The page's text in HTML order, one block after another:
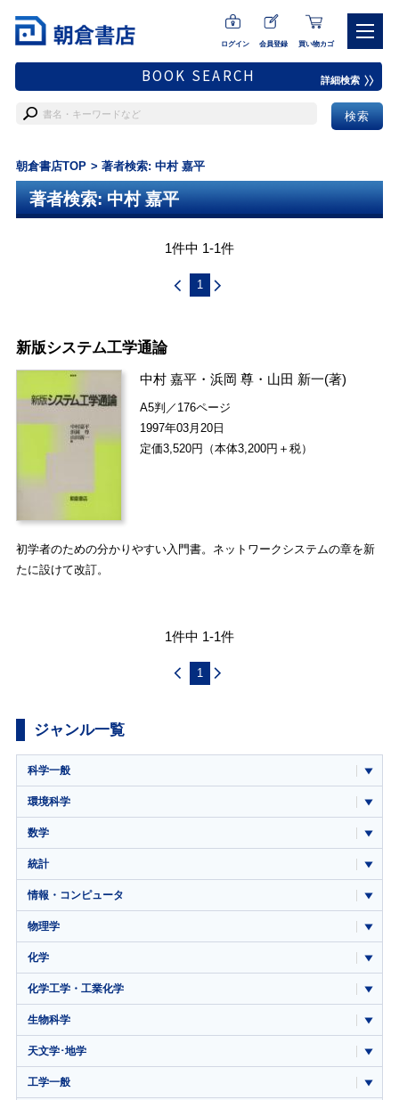
ログイン 会員登録 買い物カゴ
BOOK SEARCH 詳細検索
朝倉書店TOP 著者検索: 中村 嘉平
著者検索: 中村 嘉平
1件中 1-1件
1
新版システム工学通論
中村 嘉平 ・浜岡 尊 ・ 山田 新一(著)
A5判／176ページ
1997年03月20日
定価3,520円（本体3,200円＋税）
初学者のための分かりやすい入門書。ネットワークシステムの章を新
たに設けて改訂。
1件中 1-1件
1
ジャンル一覧
科学一般
環境科学
数学
統計
情報・コンピュータ
物理学
化学
化学工学・工業化学
生物科学
天文学･地学
工学一般